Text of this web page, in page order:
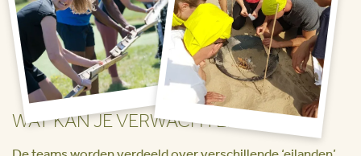
WAT KAN JE VERWACHTEN?